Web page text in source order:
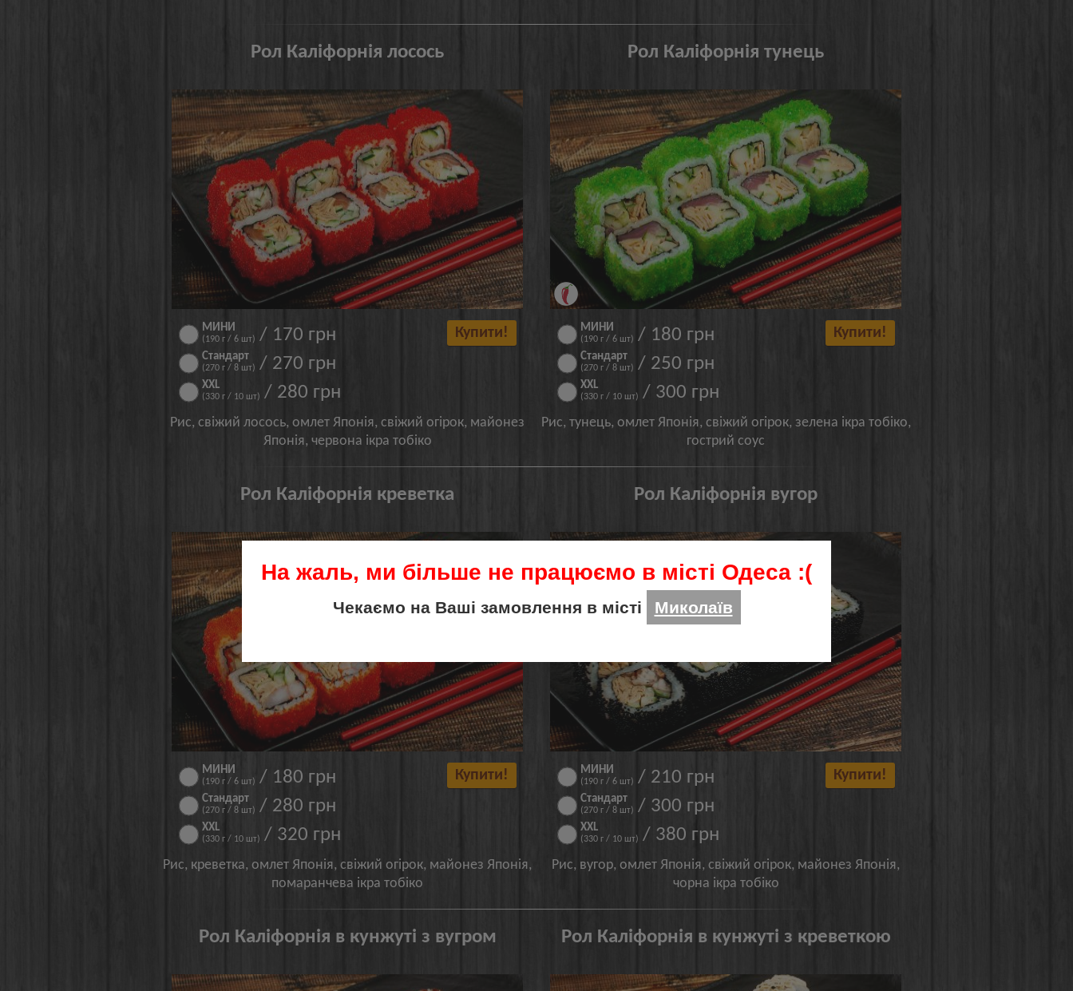
На жаль, ми більше не працюємо в місті Одеса :(
Чекаємо на Ваші замовлення в місті Миколаїв
Рол Каліфорнія лосось
МИНИ
(190 г / 6 шт) / 170 грн
Стандарт
(270 г / 8 шт) / 270 грн
XXL
(330 г / 10 шт) / 280 грн
Купити!
Рис, свіжий лосось, омлет Японія, свіжий огірок, майонез
Японія, червона ікра тобіко
Рол Каліфорнія тунець
МИНИ
(190 г / 6 шт) / 180 грн
Стандарт
(270 г / 8 шт) / 250 грн
XXL
(330 г / 10 шт) / 300 грн
Купити!
Рис, тунець, омлет Японія, свіжий огірок, зелена ікра тобіко,
гострий соус
Рол Каліфорнія креветка
МИНИ
(190 г / 6 шт) / 180 грн
Стандарт
(270 г / 8 шт) / 280 грн
XXL
(330 г / 10 шт) / 320 грн
Купити!
Рис, креветка, омлет Японія, свіжий огірок, майонез Японія,
помаранчева ікра тобіко
Рол Каліфорнія вугор
МИНИ
(190 г / 6 шт) / 210 грн
Стандарт
(270 г / 8 шт) / 300 грн
XXL
(330 г / 10 шт) / 380 грн
Купити!
Рис, вугор, омлет Японія, свіжий огірок, майонез Японія,
чорна ікра тобіко
Рол Каліфорнія в кунжуті з вугром Рол Каліфорнія в кунжуті з креветкою